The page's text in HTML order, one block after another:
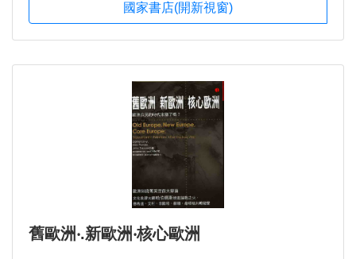
國家書店(開新視窗)
舊歐洲‧.新歐洲‧核心歐洲